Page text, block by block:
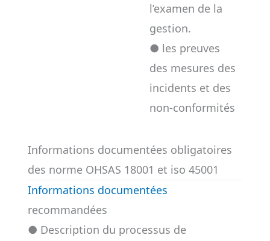
l’examen de la
gestion.
● les preuves
des mesures des
incidents et des
non-conformités
Informations documentées obligatoires
des norme OHSAS 18001 et iso 45001
Informations documentées
recommandées
● Description du processus de